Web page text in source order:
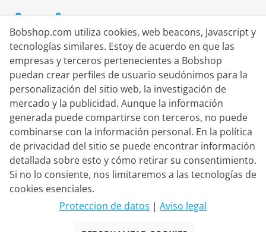
Compra Segura
Socio de Entrega
Bobshop.com utiliza cookies, web beacons, Javascript y
tecnologías similares. Estoy de acuerdo en que las
empresas y terceros pertenecientes a Bobshop
puedan crear perfiles de usuario seudónimos para la
personalización del sitio web, la investigación de
mercado y la publicidad. Aunque la información
generada puede compartirse con terceros, no puede
combinarse con la información personal. En la política
de privacidad del sitio se puede encontrar información
detallada sobre esto y cómo retirar su consentimiento.
Si no lo consiente, nos limitaremos a las tecnologías de
cookies esenciales.
Proteccion de datos | Aviso legal